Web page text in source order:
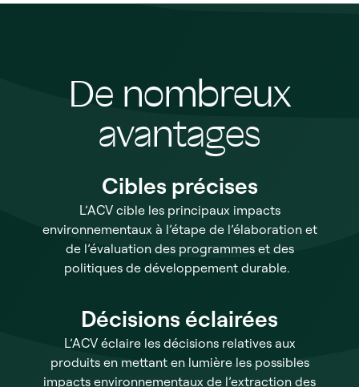
De nombreux
avantages
Cibles précises
L’ACV cible les principaux impacts
environnementaux à l’étape de l’élaboration et
de l’évaluation des programmes et des
politiques de développement durable.
Décisions éclairées
L’ACV éclaire les décisions relatives aux
produits en mettant en lumière les possibles
impacts environnementaux de l’extraction des